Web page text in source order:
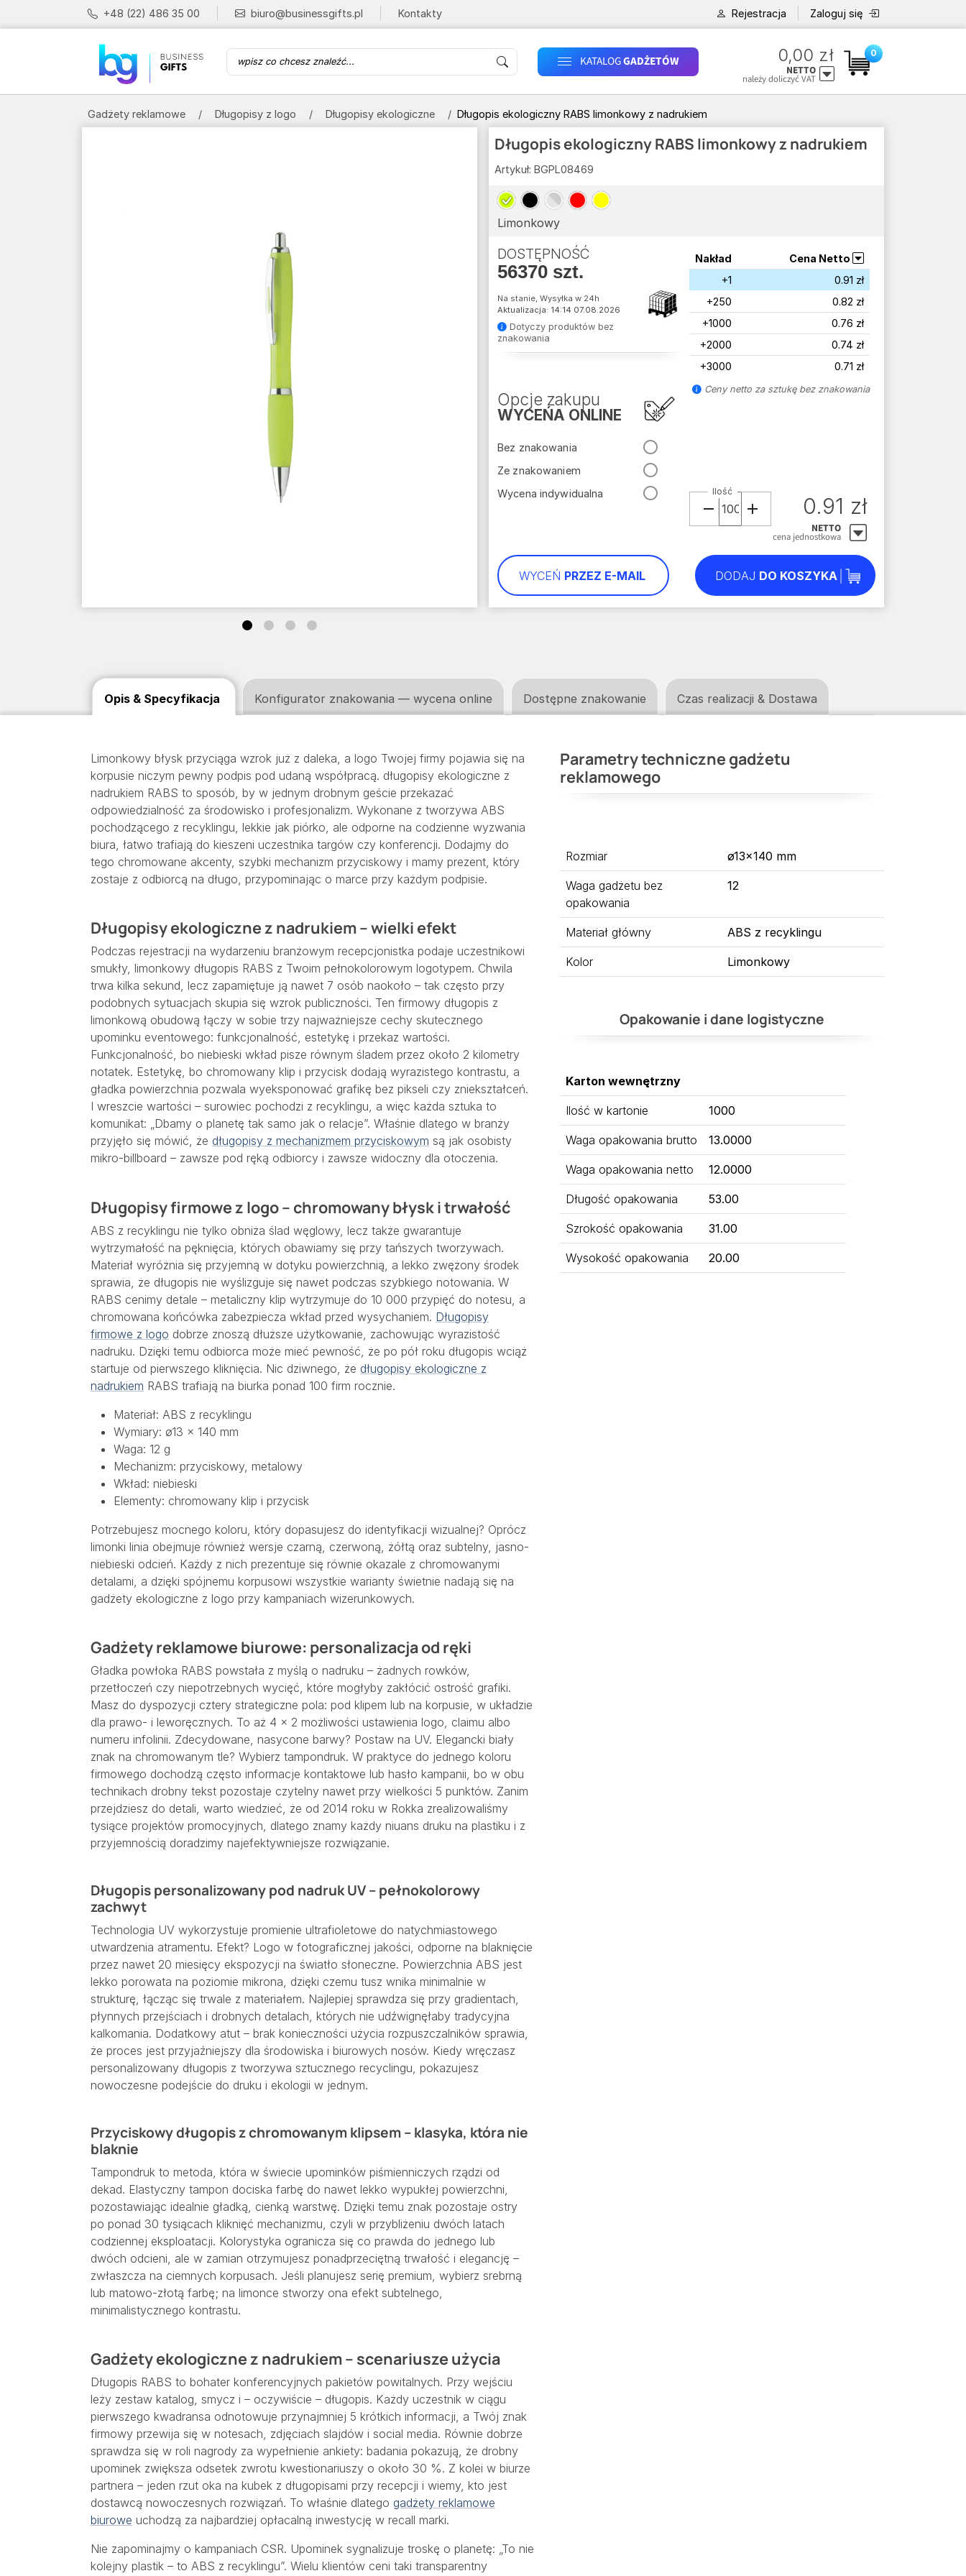
+48 (22) 486 35 00 biuro@businessgifts.pl Kontakty Rejestracja Zaloguj się
KATALOGGADŻETÓW 0,00 zł
NETTO
należy doliczyć VAT
0
Gadżety reklamowe Długopisy z logo Długopisy ekologiczne Długopis ekologiczny RABS limonkowy z nadrukiem
Długopis ekologiczny RABS limonkowy z nadrukiem
Limonkowy błysk przyciąga wzrok już z daleka, a logo Twojej firmy pojawia się na
korpusie niczym pewny podpis pod udaną współpracą. długopisy ekologiczne z
nadrukiem RABS to sposób, by w jednym drobnym geście przekazać
odpowiedzialność za środowisko i profesjonalizm. Wykonane z tworzywa ABS
pochodzącego z recyklingu, lekkie jak piórko, ale odporne na codzienne wyzwania
biura, łatwo trafiają do kieszeni uczestnika targów czy konferencji. Dodajmy do
tego chromowane akcenty, szybki mechanizm przyciskowy i mamy prezent, który
zostaje z odbiorcą na długo, przypominając o marce przy każdym podpisie.
Długopisy ekologiczne z nadrukiem – wielki efekt
Podczas rejestracji na wydarzeniu branżowym recepcjonistka podaje uczestnikowi
smukły, limonkowy długopis RABS z Twoim pełnokolorowym logotypem. Chwila
trwa kilka sekund, lecz zapamiętuje ją nawet 7 osób naokoło – tak często przy
podobnych sytuacjach skupia się wzrok publiczności. Ten firmowy długopis z
limonkową obudową łączy w sobie trzy najważniejsze cechy skutecznego
upominku eventowego: funkcjonalność, estetykę i przekaz wartości.
Funkcjonalność, bo niebieski wkład pisze równym śladem przez około 2 kilometry
notatek. Estetykę, bo chromowany klip i przycisk dodają wyrazistego kontrastu, a
gładka powierzchnia pozwala wyeksponować grafikę bez pikseli czy zniekształceń.
I wreszcie wartości – surowiec pochodzi z recyklingu, a więc każda sztuka to
komunikat: „Dbamy o planetę tak samo jak o relacje”. Właśnie dlatego w branży
przyjęło się mówić, że długopisy z mechanizmem przyciskowym są jak osobisty
mikro-billboard – zawsze pod ręką odbiorcy i zawsze widoczny dla otoczenia.
Długopisy firmowe z logo – chromowany błysk i trwałość
ABS z recyklingu nie tylko obniża ślad węglowy, lecz także gwarantuje
wytrzymałość na pęknięcia, których obawiamy się przy tańszych tworzywach.
Materiał wyróżnia się przyjemną w dotyku powierzchnią, a lekko zwężony środek
sprawia, że długopis nie wyślizguje się nawet podczas szybkiego notowania. W
RABS cenimy detale – metaliczny klip wytrzymuje do 10 000 przypięć do notesu, a
chromowana końcówka zabezpiecza wkład przed wysychaniem. Długopisy
firmowe z logo dobrze znoszą dłuższe użytkowanie, zachowując wyrazistość
nadruku. Dzięki temu odbiorca może mieć pewność, że po pół roku długopis wciąż
startuje od pierwszego kliknięcia. Nic dziwnego, że długopisy ekologiczne z
nadrukiem RABS trafiają na biurka ponad 100 firm rocznie.
Materiał: ABS z recyklingu
Wymiary: ø13 × 140 mm
Waga: 12 g
Mechanizm: przyciskowy, metalowy
Wkład: niebieski
Elementy: chromowany klip i przycisk
Potrzebujesz mocnego koloru, który dopasujesz do identyfikacji wizualnej? Oprócz
limonki linia obejmuje również wersje czarną, czerwoną, żółtą oraz subtelny, jasno-
niebieski odcień. Każdy z nich prezentuje się równie okazale z chromowanymi
detalami, a dzięki spójnemu korpusowi wszystkie warianty świetnie nadają się na
gadżety ekologiczne z logo przy kampaniach wizerunkowych.
Gadżety reklamowe biurowe: personalizacja od ręki
Gładka powłoka RABS powstała z myślą o nadruku – żadnych rowków,
przetłoczeń czy niepotrzebnych wycięć, które mogłyby zakłócić ostrość grafiki.
Masz do dyspozycji cztery strategiczne pola: pod klipem lub na korpusie, w układzie
dla prawo- i leworęcznych. To aż 4 × 2 możliwości ustawienia logo, claimu albo
numeru infolinii. Zdecydowane, nasycone barwy? Postaw na UV. Elegancki biały
znak na chromowanym tle? Wybierz tampondruk. W praktyce do jednego koloru
firmowego dochodzą często informacje kontaktowe lub hasło kampanii, bo w obu
technikach drobny tekst pozostaje czytelny nawet przy wielkości 5 punktów. Zanim
przejdziesz do detali, warto wiedzieć, że od 2014 roku w Rokka zrealizowaliśmy
tysiące projektów promocyjnych, dlatego znamy każdy niuans druku na plastiku i z
przyjemnością doradzimy najefektywniejsze rozwiązanie.
Długopis personalizowany pod nadruk UV – pełnokolorowy
zachwyt
Technologia UV wykorzystuje promienie ultrafioletowe do natychmiastowego
utwardzenia atramentu. Efekt? Logo w fotograficznej jakości, odporne na blaknięcie
przez nawet 20 miesięcy ekspozycji na światło słoneczne. Powierzchnia ABS jest
lekko porowata na poziomie mikrona, dzięki czemu tusz wnika minimalnie w
strukturę, łącząc się trwale z materiałem. Najlepiej sprawdza się przy gradientach,
płynnych przejściach i drobnych detalach, których nie udźwignęłaby tradycyjna
kalkomania. Dodatkowy atut – brak konieczności użycia rozpuszczalników sprawia,
że proces jest przyjaźniejszy dla środowiska i biurowych nosów. Kiedy wręczasz
personalizowany długopis z tworzywa sztucznego recyclingu, pokazujesz
nowoczesne podejście do druku i ekologii w jednym.
Przyciskowy długopis z chromowanym klipsem – klasyka, która nie
blaknie
Tampondruk to metoda, która w świecie upominków piśmienniczych rządzi od
dekad. Elastyczny tampon dociska farbę do nawet lekko wypukłej powierzchni,
pozostawiając idealnie gładką, cienką warstwę. Dzięki temu znak pozostaje ostry
po ponad 30 tysiącach kliknięć mechanizmu, czyli w przybliżeniu dwóch latach
codziennej eksploatacji. Kolorystyka ogranicza się co prawda do jednego lub
dwóch odcieni, ale w zamian otrzymujesz ponadprzeciętną trwałość i elegancję –
zwłaszcza na ciemnych korpusach. Jeśli planujesz serię premium, wybierz srebrną
lub matowo-złotą farbę; na limonce stworzy ona efekt subtelnego,
minimalistycznego kontrastu.
Gadżety ekologiczne z nadrukiem – scenariusze użycia
Długopis RABS to bohater konferencyjnych pakietów powitalnych. Przy wejściu
leży zestaw katalog, smycz i – oczywiście – długopis. Każdy uczestnik w ciągu
pierwszego kwadransa odnotowuje przynajmniej 5 krótkich informacji, a Twój znak
firmowy przewija się w notesach, zdjęciach slajdów i social media. Równie dobrze
sprawdza się w roli nagrody za wypełnienie ankiety: badania pokazują, że drobny
upominek zwiększa odsetek zwrotu kwestionariuszy o około 30 %. Z kolei w biurze
partnera – jeden rzut oka na kubek z długopisami przy recepcji i wiemy, kto jest
dostawcą nowoczesnych rozwiązań. To właśnie dlatego gadżety reklamowe
biurowe uchodzą za najbardziej opłacalną inwestycję w recall marki.
Nie zapominajmy o kampaniach CSR. Upominek sygnalizuje troskę o planetę: „To nie
kolejny plastik – to ABS z recyklingu”. Wielu klientów ceni taki transparentny
Parametry techniczne gadżetu
reklamowego
Rozmiar ø13×140 mm
Waga gadżetu bez
opakowania
12
Materiał główny ABS z recyklingu
Kolor Limonkowy
Opakowanie i dane logistyczne
Karton wewnętrzny
Ilość w kartonie 1000
Waga opakowania brutto 13.0000
Waga opakowania netto 12.0000
Długość opakowania 53.00
Szrokość opakowania 31.00
Wysokość opakowania 20.00
Opis & Specyfikacja Konfigurator znakowania — wycena online Dostępne znakowanie Czas realizacji & Dostawa
Artykuł: BGPL08469
Limonkowy
DOSTĘPNOŚĆ
56370 szt.
Na stanie, Wysyłka w 24h
Aktualizacja: 14:14 07.08.2026
Dotyczy produktów bez
znakowania
Opcje zakupu
WYCEŃA ONLINE
Bez znakowania
Ze znakowaniem
Wycena indywidualna
Nakład
Cena Netto
+1
0.91 zł
+250
0.82 zł
+1000
0.76 zł
+2000
0.74 zł
+3000
0.71 zł
Ceny netto za sztukę bez znakowania
Ilość
0.91 zł
NETTO
cena jednostkowa
WYCEŃ PRZEZ E-MAIL DODAJ DO KOSZYKA